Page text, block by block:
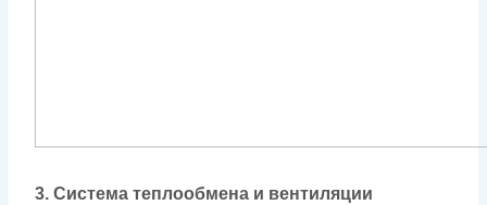
3. Система теплообмена и вентиляции